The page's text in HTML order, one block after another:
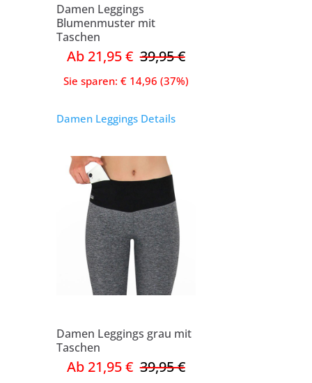
Damen Leggings
Blumenmuster mit
Taschen
Ab 21,95 €39,95 €
Sie sparen: € 14,96 (37%)
Damen Leggings Details
Damen Leggings grau mit
Taschen
Ab 21,95 €39,95 €